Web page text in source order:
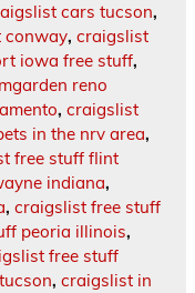
cars tucson,
conway, craigslist
iowa free stuff,
reno
, craigslist
in the nrv area,
free stuff flint
indiana,
, craigslist free stuff
peoria illinois,
free stuff
, craigslist in